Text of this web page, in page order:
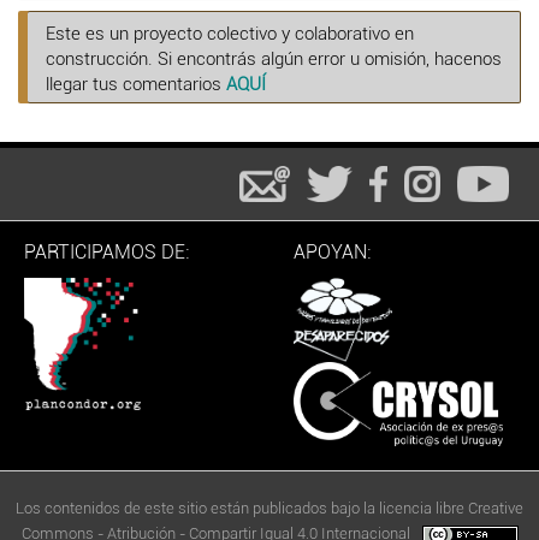
Este es un proyecto colectivo y colaborativo en
construcción. Si encontrás algún error u omisión, hacenos
llegar tus comentarios AQUÍ
PARTICIPAMOS DE: APOYAN:
Los contenidos de este sitio están publicados bajo la licencia libre Creative
Commons - Atribución - Compartir Igual 4.0 Internacional